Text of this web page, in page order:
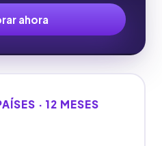
ahora
· 12 MESES